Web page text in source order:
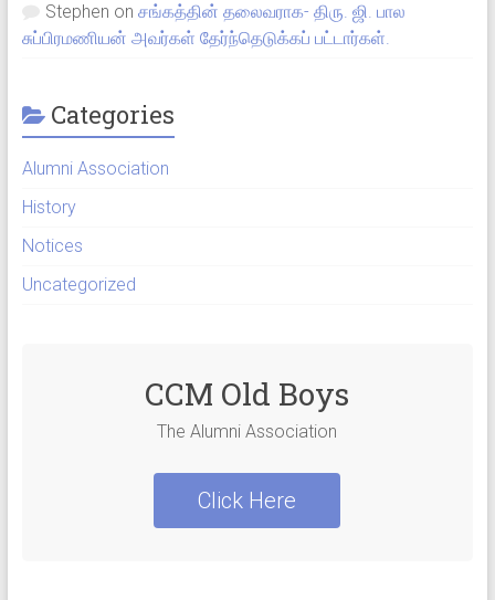
Stephen on சங்கத்தின் தலைவராக- திரு. ஜி. பால
சுப்பிரமணியன் அவர்கள் தேர்ந்தெடுக்கப் பட்டார்கள்.
Categories
Alumni Association
History
Notices
Uncategorized
CCM Old Boys
The Alumni Association
Click Here